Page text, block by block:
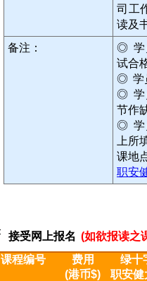
司工
读及
备注：
◎ 学
试合
◎ 学
◎ 学
节作
◎ 学
上
课地
职安
接受网上报名 (如欲报读之
课程编号
费用
(港币$)
绿十
职安健